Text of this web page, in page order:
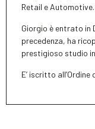
Retail e Automotive.
Giorgio è entrato in
precedenza, ha
prestigioso studio
E’ iscritto